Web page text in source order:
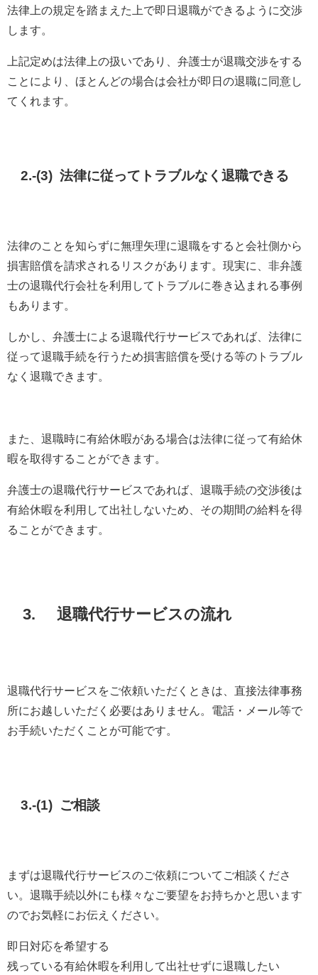
法律上の規定を踏まえた上で即日退職ができるように交渉
します。
上記定めは法律上の扱いであり、弁護士が退職交渉をする
ことにより、ほとんどの場合は会社が即日の退職に同意し
てくれます。
2.-(3) 法律に従ってトラブルなく退職できる
法律のことを知らずに無理矢理に退職をすると会社側から
損害賠償を請求されるリスクがあります。現実に、非弁護
士の退職代行会社を利用してトラブルに巻き込まれる事例
もあります。
しかし、弁護士による退職代行サービスであれば、法律に
従って退職手続を行うため損害賠償を受ける等のトラブル
なく退職できます。
また、退職時に有給休暇がある場合は法律に従って有給休
暇を取得することができます。
弁護士の退職代行サービスであれば、退職手続の交渉後は
有給休暇を利用して出社しないため、その期間の給料を得
ることができます。
3. 退職代行サービスの流れ
退職代行サービスをご依頼いただくときは、直接法律事務
所にお越しいただく必要はありません。電話・メール等で
お手続いただくことが可能です。
3.-(1) ご相談
まずは退職代行サービスのご依頼についてご相談くださ
い。退職手続以外にも様々なご要望をお持ちかと思います
のでお気軽にお伝えください。
即日対応を希望する
残っている有給休暇を利用して出社せずに退職したい